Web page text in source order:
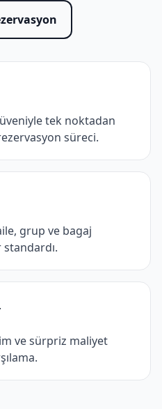
tek noktadan
süreci.
grup ve bagaj
ve sürpriz maliyet